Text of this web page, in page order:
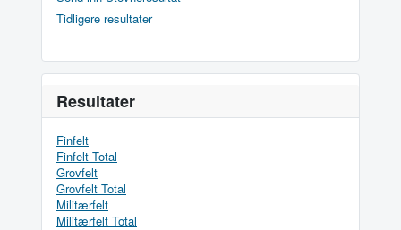
Tidligere resultater
Resultater
Finfelt
Finfelt Total
Grovfelt
Grovfelt Total
Militærfelt
Militærfelt Total